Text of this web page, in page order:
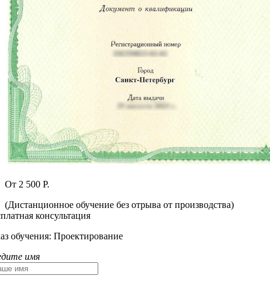
От 2 500 Р.
(Дистанционное обучение без отрыва от производства)
консультация
обучения: Проектирование
имя